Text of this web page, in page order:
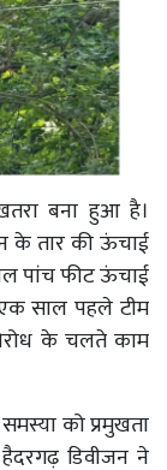
बना हुआ है।
के तार की ऊंचाई
पांच फीट ऊंचाई
साल पहले टीम
के चलते काम
को प्रमुखता
डिवीजन ने